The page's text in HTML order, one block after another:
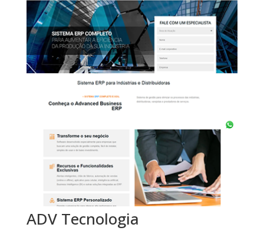
ADV Tecnologia